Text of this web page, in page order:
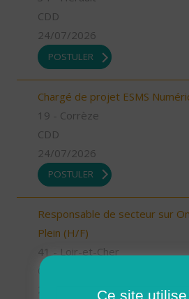
CDD
24/07/2026
POSTULER
Chargé de projet ESMS
19 - Corrèze
CDD
24/07/2026
POSTULER
Responsable de secteur sur
Plein (H/F)
41 - Loir-et-Cher
CDI
Ce site